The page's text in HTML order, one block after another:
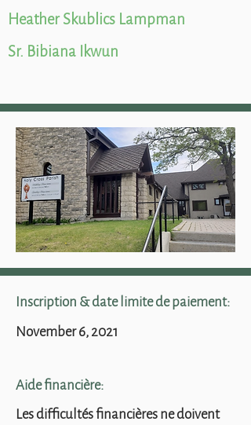
Heather Skublics Lampman
Sr. Bibiana Ikwun
Inscription & date limite de paiement:
November 6, 2021
Aide financière:
Les difficultés financières ne doivent